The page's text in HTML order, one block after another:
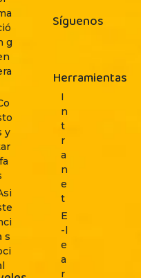
g
y
s
Síguenos
Herramientas
I
n
t
r
a
n
e
t
E
-l
e
a
r